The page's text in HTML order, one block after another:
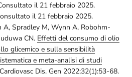
il 21 febbraio 2025.
il 21 febbraio 2025.
A, Spradley M, Wynn A, Robohm-
CN. Effetti del consumo di olio
glicemico e sulla sensibilità
e meta-analisi di studi
Dis. Gen 2022;32(1):53-68.